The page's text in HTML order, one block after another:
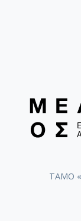
ΤΑΜΟ